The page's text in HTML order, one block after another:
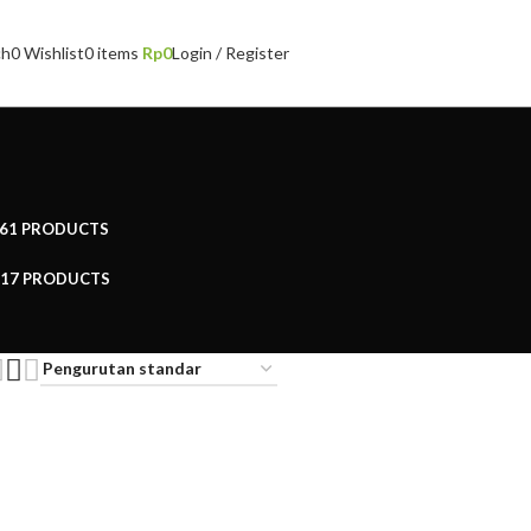
0Wishlist0items Rp0Login / Register
61 PRODUCTS
17 PRODUCTS